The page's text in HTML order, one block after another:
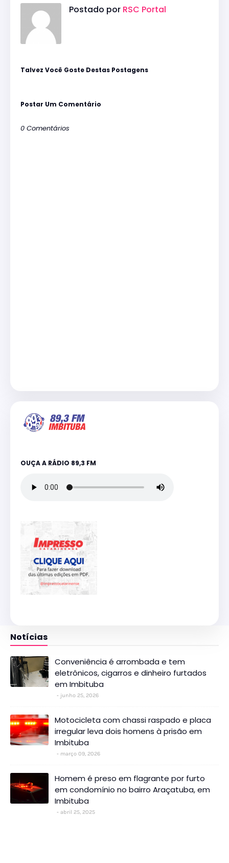
Postado por RSC Portal
Talvez Você Goste Destas Postagens
Postar Um Comentário
0 Comentários
OUÇA A RÁDIO 89,3 FM
Notícias
Conveniência é arrombada e tem
eletrônicos, cigarros e dinheiro furtados
em Imbituba
junho 25, 2026
Motocicleta com chassi raspado e placa
irregular leva dois homens à prisão em
Imbituba
março 09, 2026
Homem é preso em flagrante por furto
em condomínio no bairro Araçatuba, em
Imbituba
abril 25, 2025